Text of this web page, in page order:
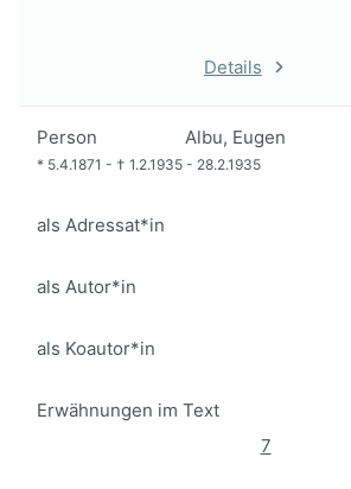
Details
Person Albu, Eugen
* 5.4.1871 - † 1.2.1935 - 28.2.1935
als Adressat*in
als Autor*in
als Koautor*in
Erwähnungen im Text
7